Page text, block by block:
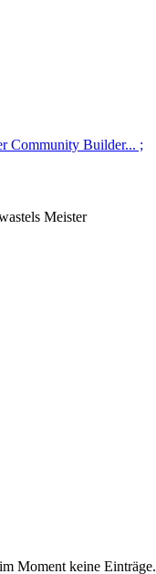
Community Builder... ;
Meister
Moment keine Einträge.